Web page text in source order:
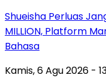
Shueisha Perluas
MILLION, Platform
Bahasa
Kamis, 6 Agu 2026 -